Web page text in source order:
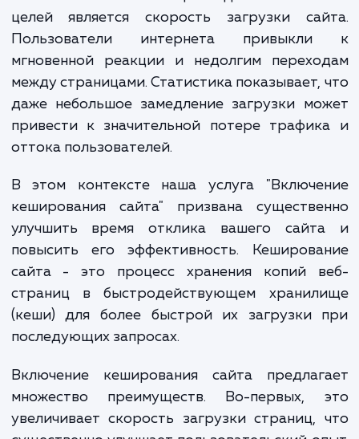
Каждый владелец веб-сайта хочет, чтобы
сайт был быстрым, эффективным и
Важнейшей составляющей в достижении
целей является скорость загрузки
Пользователи интернета
мгновенной реакции и недолгим
между страницами. Статистика показывает,
даже небольшое замедление загрузки
привести к значительной потере
оттока пользователей.
В этом контексте наша услуга
кеширования сайта" призвана
улучшить время отклика вашего
повысить его эффективность.
страниц в быстродействующем
(кеши) для более быстрой их загрузки